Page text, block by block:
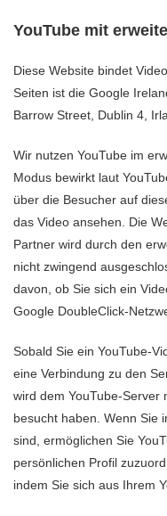
YouTube mit
Diese Website bindet
Seiten ist die Google
Barrow Street, Dublin 4,
Wir nutzen YouTube im
Modus bewirkt laut
über die Besucher auf
das Video ansehen. Die
Partner wird durch den
nicht zwingend
davon, ob Sie sich ein
Google DoubleClick-
Sobald Sie ein YouTube-
eine Verbindung zu den
wird dem YouTube-Server
besucht haben. Wenn Sie
sind, ermöglichen Sie
persönlichen Profil
indem Sie sich aus Ihrem